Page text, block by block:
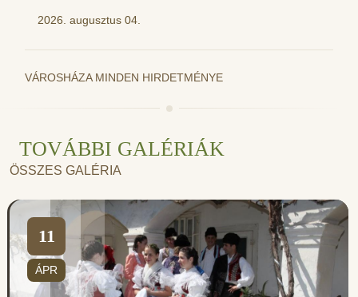
2026. augusztus 04.
VÁROSHÁZA MINDEN HIRDETMÉNYE
TOVÁBBI GALÉRIÁK
ÖSSZES GALÉRIA
11
ÁPR